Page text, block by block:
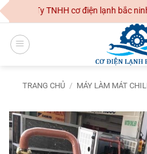
Skip
to
content
Công Ty TNHH cơ điện lạnh bắc ninh
TRANG CHỦ / MÁY LÀM MÁT